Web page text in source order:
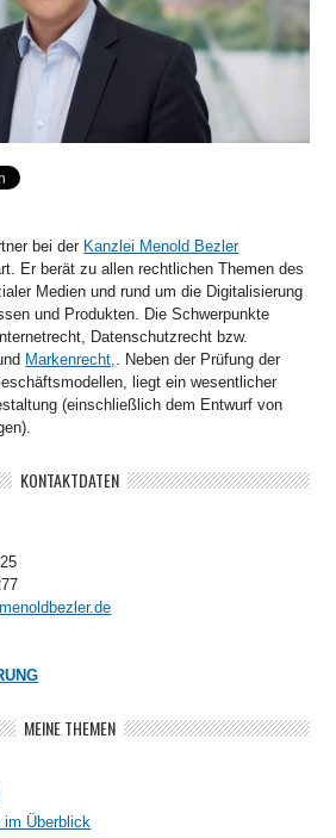
bei der Kanzlei Menold Bezler
Er berät zu allen rechtlichen Themen des
Medien und rund um die Digitalisierung
und Produkten. Die Schwerpunkte
Datenschutzrecht bzw.
Markenrecht,
. Neben der Prüfung der
liegt ein wesentlicher
(einschließlich dem Entwurf von
KONTAKTDATEN
MEINE THEMEN
im Überblick